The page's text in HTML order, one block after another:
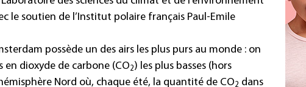
le soutien de l’Institut polaire français Paul-Emile
possède un des airs les plus purs au monde : on
dioxyde de carbone (CO2) les plus basses (hors
Nord où, chaque été, la quantité de CO2 dans